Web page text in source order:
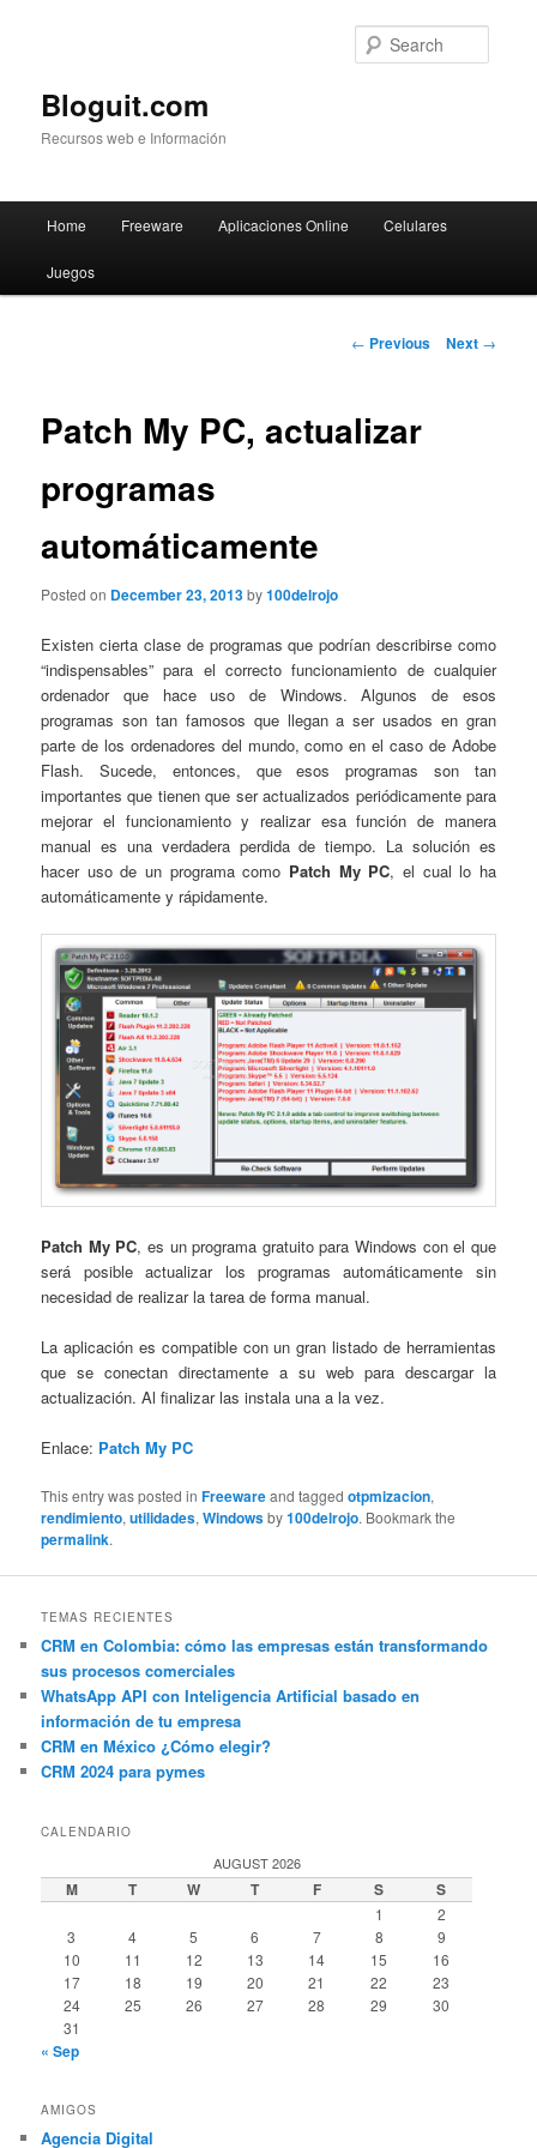
Bloguit.com
Recursos web e Información
Skip
to
Home Freeware Aplicaciones Online Celulares
Juegos
Post
← Previous Next →
Patch My PC, actualizar
programas
automáticamente
Posted on December 23, 2013by100delrojo
Existen cierta clase de programas que podrían describirse como
“indispensables” para el correcto funcionamiento de cualquier
ordenador que hace uso de Windows. Algunos de esos
programas son tan famosos que llegan a ser usados en gran
parte de los ordenadores del mundo, como en el caso de Adobe
Flash. Sucede, entonces, que esos programas son tan
importantes que tienen que ser actualizados periódicamente para
mejorar el funcionamiento y realizar esa función de manera
manual es una verdadera perdida de tiempo. La solución es
hacer uso de un programa como Patch My PC, el cual lo ha
automáticamente y rápidamente.
Patch My PC, es un programa gratuito para Windows con el que
será posible actualizar los programas automáticamente sin
necesidad de realizar la tarea de forma manual.
La aplicación es compatible con un gran listado de herramientas
que se conectan directamente a su web para descargar la
actualización. Al finalizar las instala una a la vez.
Enlace: Patch My PC
This entry was posted inFreewareand taggedotpmizacion,
rendimiento,utilidades,Windowsby100delrojo. Bookmark the
permalink.
TEMAS RECIENTES
CRM en Colombia: cómo las empresas están transformando
sus procesos comerciales
WhatsApp API con Inteligencia Artificial basado en
información de tu empresa
CRM en México ¿Cómo elegir?
CRM 2024 para pymes
CALENDARIO
AUGUST 2026
M T W T F S S
1
2
3
4 5 6 7 8
9
10
11 12 13 14 15
16
17
18 19 20 21 22
23
24
25 26 27 28 29
30
31
« Sep
AMIGOS
Agencia Digital